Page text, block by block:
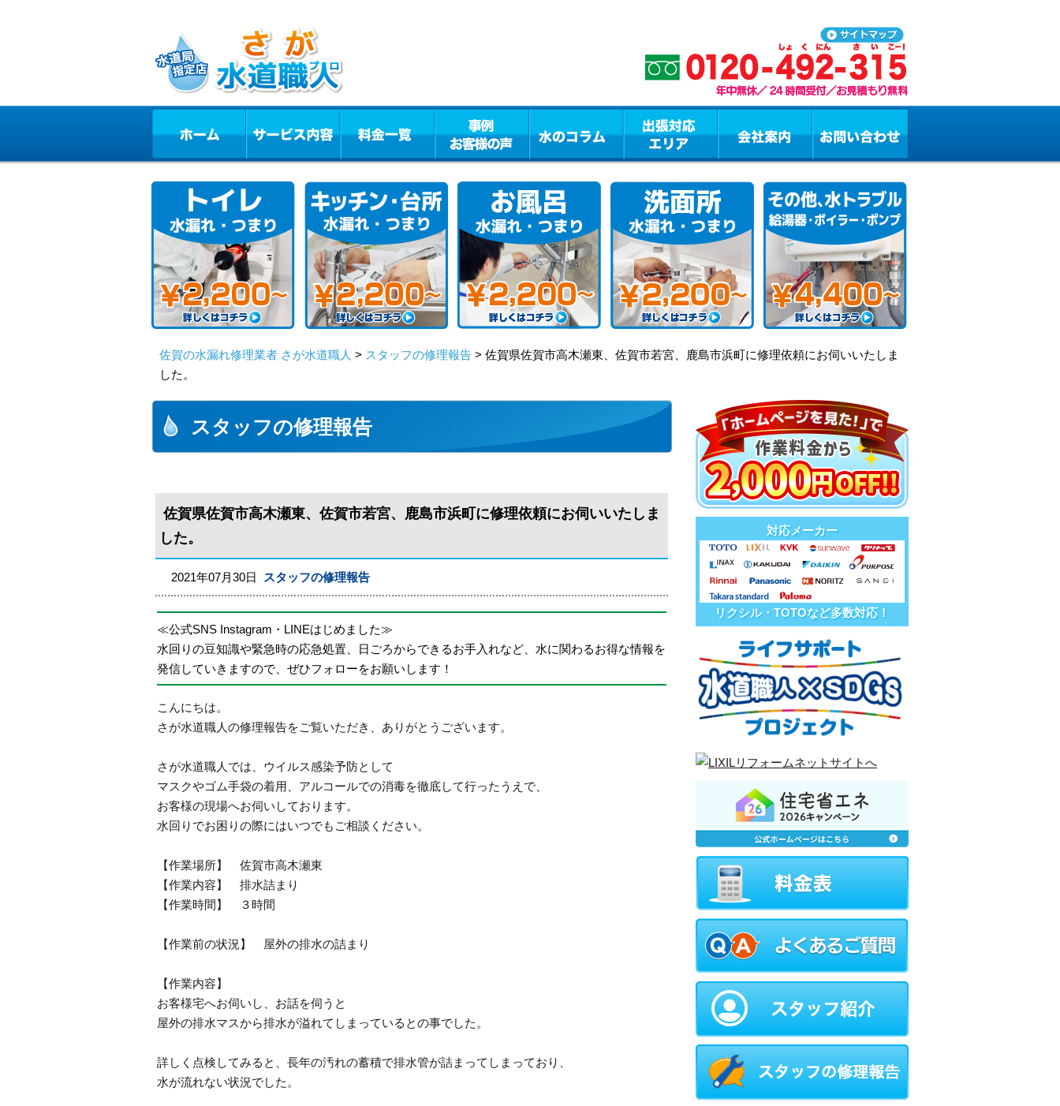
佐賀の水漏れ修理業者 さが水道職人 > スタッフの修理報告 > 佐賀県佐賀市高木瀬東、佐賀市若宮、鹿島市浜町に修理依頼にお伺いいたしま
した。
スタッフの修理報告
佐賀県佐賀市高木瀬東、佐賀市若宮、鹿島市浜町に修理依頼にお伺いいたしま
した。
2021年07月30日 スタッフの修理報告
≪公式SNS Instagram・LINEはじめました≫
水回りの豆知識や緊急時の応急処置、日ごろからできるお手入れなど、水に関わるお得な情報を
発信していきますので、ぜひフォローをお願いします！
こんにちは。
さが水道職人の修理報告をご覧いただき、ありがとうございます。
さが水道職人では、ウイルス感染予防として
マスクやゴム手袋の着用、アルコールでの消毒を徹底して行ったうえで、
お客様の現場へお伺いしております。
水回りでお困りの際にはいつでもご相談ください。
【作業場所】 佐賀市高木瀬東
【作業内容】 排水詰まり
【作業時間】 ３時間
【作業前の状況】 屋外の排水の詰まり
【作業内容】
お客様宅へお伺いし、お話を伺うと
屋外の排水マスから排水が溢れてしまっているとの事でした。
詳しく点検してみると、長年の汚れの蓄積で排水管が詰まってしまっており、
水が流れない状況でした。
対応メーカー
リクシル・TOTOなど多数対応！